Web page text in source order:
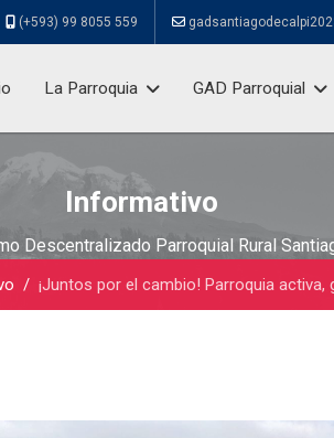
(+593) 99 8055 559
La Parroquia GAD Parroquial
Informativo
Descentralizado Parroquial Rural
¡Juntos por el cambio! Parroquia